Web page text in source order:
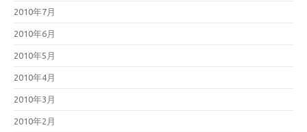
2010年7月
2010年6月
2010年5月
2010年4月
2010年3月
2010年2月